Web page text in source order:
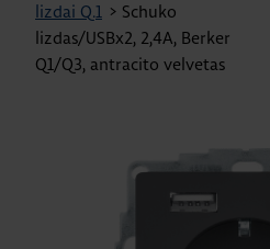
lizdai Q.1 > Schuko
lizdas/USBx2, 2,4A, Berker
Q1/Q3, antracito velvetas